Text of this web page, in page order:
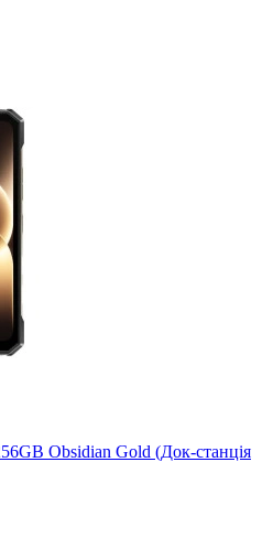
Obsidian Gold (Док-станція